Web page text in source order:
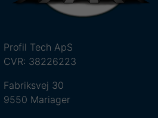
Profil Tech ApS
CVR: 38226223
Fabriksvej 30
9550 Mariager